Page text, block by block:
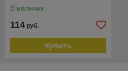
В наличии
114 руб.
Купить